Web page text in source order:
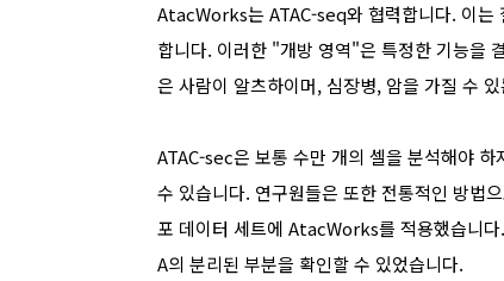
AtacWorks는 ATAC-seq와 협력합니다. 이는
합니다. 이러한 "개방 영역"은 특정한 기능을
은 사람이 알츠하이머, 심장병, 암을 가질 수
ATAC-sec은 보통 수만 개의 셀을 분석해야
수 있습니다. 연구원들은 또한 전통적인 방법
포 데이터 세트에 AtacWorks를 적용했습니
A의 분리된 부분을 확인할 수 있었습니다.